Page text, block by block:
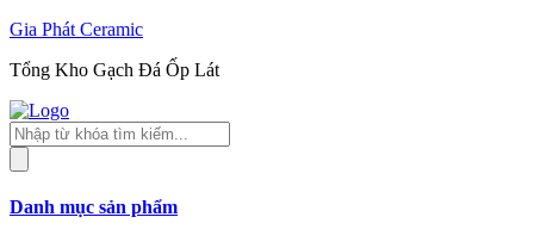
Gia Phát Ceramic
Tổng Kho Gạch Đá Ốp Lát
Tìm
kiếm
sản
Danh mục sản phẩm